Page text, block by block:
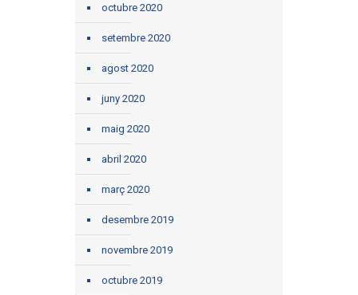
octubre 2020
setembre 2020
agost 2020
juny 2020
maig 2020
abril 2020
març 2020
desembre 2019
novembre 2019
octubre 2019